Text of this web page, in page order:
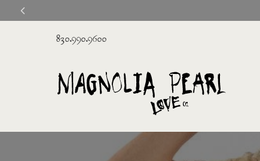
830.990.9600